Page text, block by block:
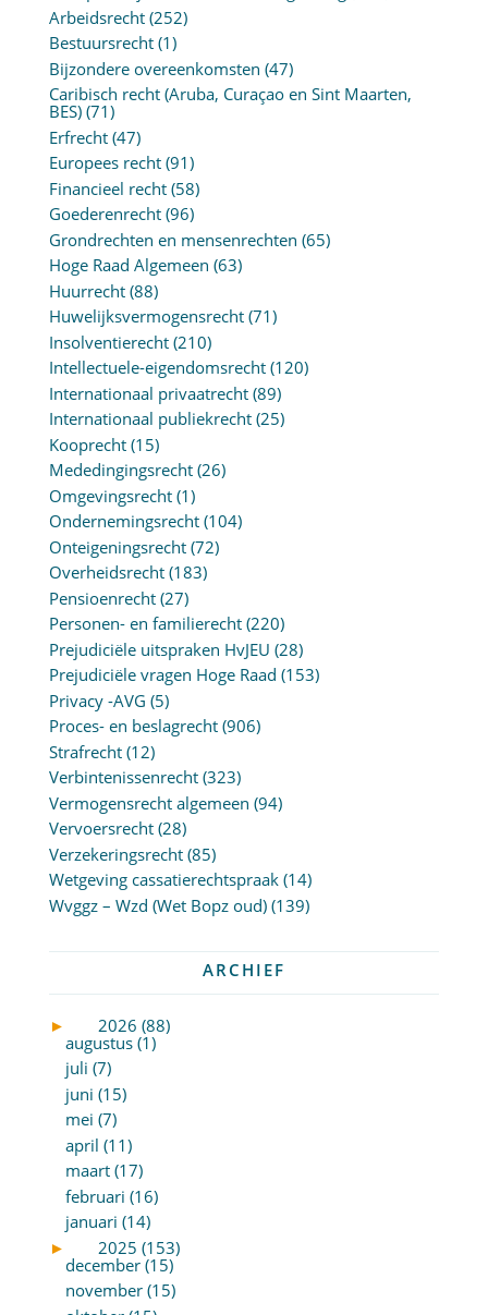
Arbeidsrecht(252)
Bestuursrecht(1)
Bijzondere overeenkomsten (47)
Caribisch recht (Aruba, Curaçao en Sint Maarten,
BES)(71)
Erfrecht(47)
Europees recht(91)
Financieel recht(58)
Goederenrecht(96)
Grondrechten en mensenrechten (65)
Hoge Raad Algemeen (63)
Huurrecht(88)
Huwelijksvermogensrecht(71)
Insolventierecht(210)
Intellectuele-eigendomsrecht(120)
Internationaal privaatrecht(89)
Internationaal publiekrecht(25)
Kooprecht(15)
Mededingingsrecht(26)
Omgevingsrecht(1)
Ondernemingsrecht(104)
Onteigeningsrecht(72)
Overheidsrecht(183)
Pensioenrecht(27)
Personen- en familierecht(220)
Prejudiciële uitspraken HvJEU (28)
Prejudiciële vragen Hoge Raad (153)
Privacy -AVG (5)
Proces- en beslagrecht(906)
Strafrecht(12)
Verbintenissenrecht(323)
Vermogensrecht algemeen (94)
Vervoersrecht(28)
Verzekeringsrecht(85)
Wetgeving cassatierechtspraak(14)
Wvggz – Wzd (Wet Bopz oud)(139)
ARCHIEF
►
2026 (88)
augustus (1)
juli (7)
juni (15)
mei (7)
april (11)
maart (17)
februari (16)
januari (14)
►
2025 (153)
december (15)
november (15)